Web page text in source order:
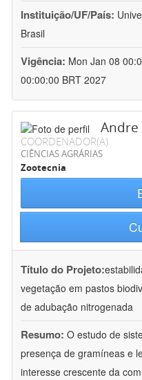
Instituição/UF/País:
Brasil
Vigência: Mon Jan 08
00:00:00 BRT 2027
Andre
COORDENADOR(A)
CIÊNCIAS AGRÁRIAS
Zootecnia
Título do Projeto:
vegetação em pastos
de adubação nitrogenada
Resumo: O estudo de
presença de gramíneas e
interesse crescente da